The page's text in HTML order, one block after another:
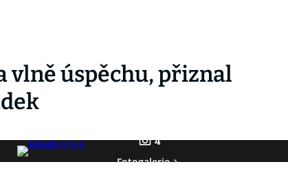
vlně úspěchu, přiznal
4
Fotogalerie